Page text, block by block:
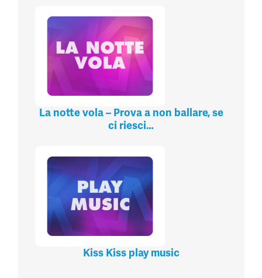
La notte vola – Prova a non ballare, se
ci riesci…
Kiss Kiss play music